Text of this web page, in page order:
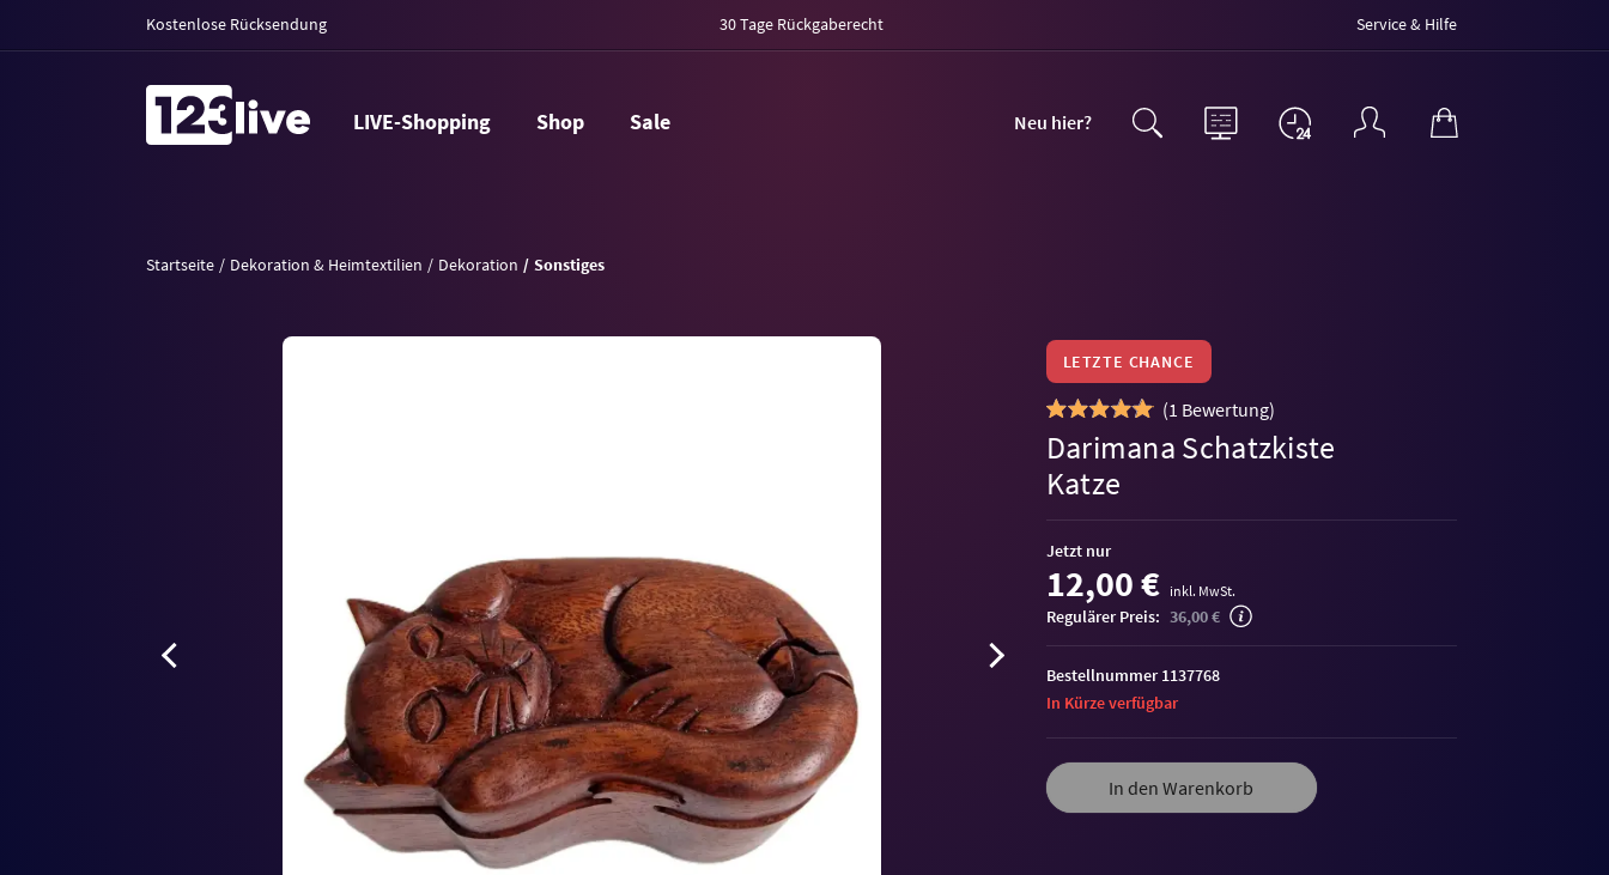
Kostenlose Rücksendung 30 Tage Rückgaberecht Service & Hilfe
LIVE-Shopping Shop Sale Neu hier?
Startseite Dekoration & Heimtextilien Dekoration Sonstiges
LETZTE CHANCE
(1 Bewertung)
Darimana Schatzkiste
Katze
Jetzt nur
12,00 € inkl. MwSt.
Regulärer Preis: 36,00 €
In den Warenkorb
Bestellnummer 1137768
In Kürze verfügbar